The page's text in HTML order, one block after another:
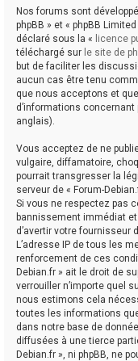
Nos forums sont
phpBB » et « phpBB
déclaré sous la « licence
téléchargé sur le site de
but de faciliter les
aucun cas être tenu
que nous acceptons et
d’informations
anglais).
Vous acceptez de ne
vulgaire, diffamatoire,
pourrait transgresser la
serveur de « Forum-
Si vous ne respectez pas
bannissement immédiat
d’avertir votre fournisseur
L’adresse IP de tous les
renforcement de ces
Debian.fr » ait le droit de
verrouiller n’importe quel
nous estimons cela
toutes les informations
dans notre base de
diffusées à une tierce
Debian.fr », ni phpBB, ne